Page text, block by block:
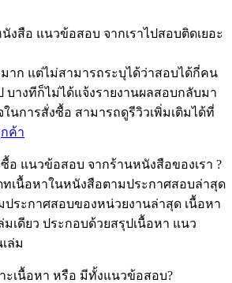
งสือ แนวข้อสอบ จากเราไปสอบติดเยอะ
ก แต่ไม่สามารถระบุได้ว่าสอบได้กี่คน
บางทีก็ไม่ได้แจ้งรายงานผลสอบกลับมา
นการสั่งซื้อ สามารถดูรีวิวเพิ่มเติมได้ที่
กค้า
อ แนวข้อสอบ จากร้านหนังสือของเรา ?
นื้อหาในหนังสือตามประกาศสอบล่าสุด
ประกาศสอบของหน่วยงานล่าสุด เนื้อหา
เดียว ประกอบด้วยสรุปเนื้อหา แนว
ล่ม
ะเนื้อหา หรือ มีทั้งแนวข้อสอบ?